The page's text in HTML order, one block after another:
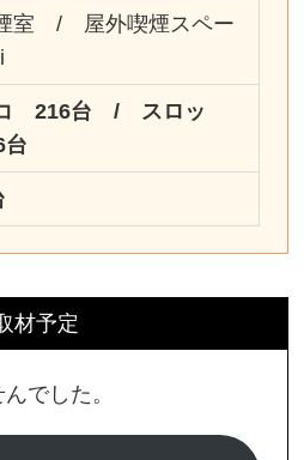
室 / 屋外喫煙スペー
216台 / スロッ
材予定
でした。